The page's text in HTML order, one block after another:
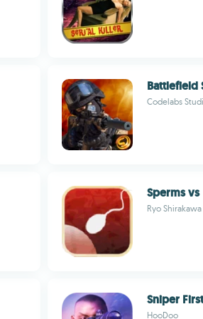
Battlefield
Codelabs
Sperms vs
Ryo Shirakawa
Sniper
HooDoo